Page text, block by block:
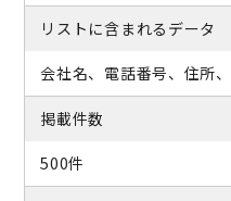
リストに含まれるデータ
会社名、電話番号、住所
掲載件数
500件